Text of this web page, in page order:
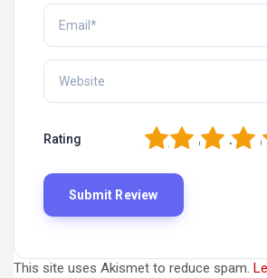
Rating 5
4
3
2
This site uses Akismet to reduce spam.